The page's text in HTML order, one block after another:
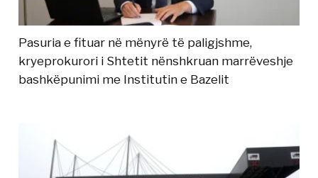
Pasuria e fituar në mënyrë të paligjshme,
kryeprokurori i Shtetit nënshkruan marrëveshje
bashkëpunimi me Institutin e Bazelit